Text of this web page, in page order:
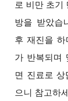
로 비만 초기
방을 받았습
후 재진을
가 반복되며
면 진료로
으니 참고하